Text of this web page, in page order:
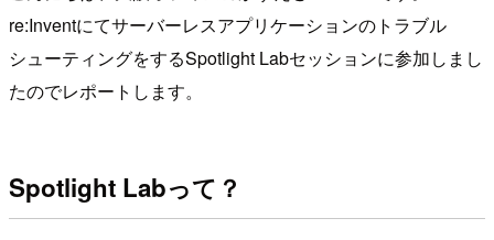
re:Inventにてサーバーレスアプリケーションのトラブル
シューティングをするSpotlight Labセッションに参加しまし
たのでレポートします。
Spotlight Labって？